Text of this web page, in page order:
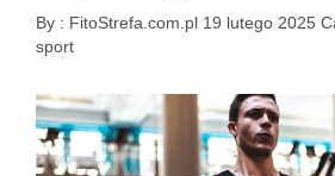
By : FitoStrefa.com.pl 19 lutego 2025
sport